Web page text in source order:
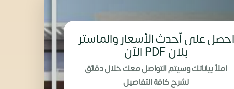
احصل على أحدث الأسعار والماستر
بلان PDF الآن
املأ بياناتك وسيتم التواصل معك خلال دقائق
لشرح كافة التفاصيل